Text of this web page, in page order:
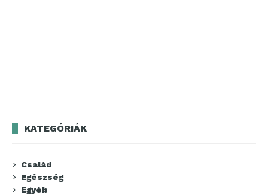
KATEGÓRIÁK
Család
Egészség
Egyéb